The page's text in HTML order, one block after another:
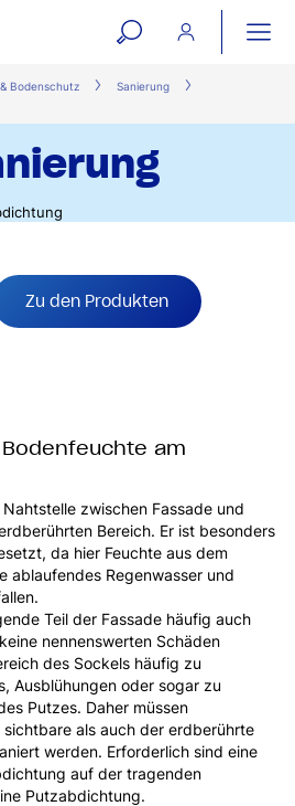
open
search
form
Bodenschutz
Sanierung
Zu den Produkten
am
zwischen Fassade und
Bereich. Er ist besonders
da hier Feuchte aus dem
ablaufendes Regenwasser und
Teil der Fassade häufig auch
nennenswerten Schäden
des Sockels häufig zu
Ausblühungen oder sogar zu
Putzes. Daher müssen
als auch der erdberührte
werden. Erforderlich sind eine
auf der tragenden
Putzabdichtung.